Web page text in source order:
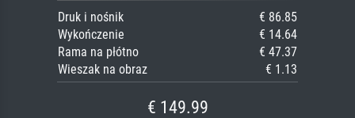
Druk i nośnik
€ 86.85
Wykończenie
€ 14.64
Rama na płótno
€ 47.37
Wieszak na obraz
€ 1.13
€ 149.99